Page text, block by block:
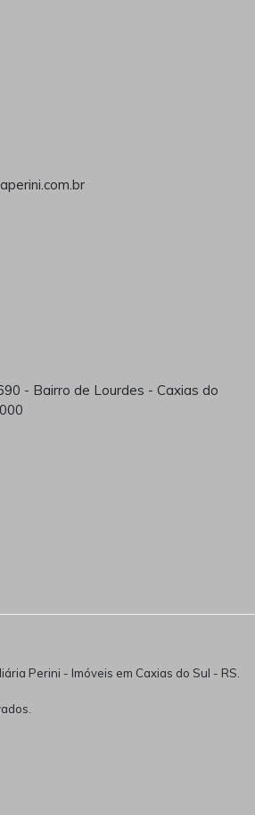
- Bairro de Lourdes - Caxias do
Perini - Imóveis em Caxias do Sul - RS.